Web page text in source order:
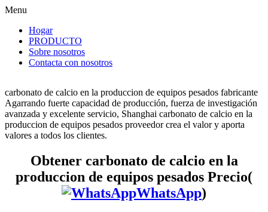
Menu
Hogar
PRODUCTO
Sobre nosotros
Contacta con nosotros
carbonato de calcio en la produccion de equipos pesados fabricante
Agarrando fuerte capacidad de producción, fuerza de investigación
avanzada y excelente servicio, Shanghai carbonato de calcio en la
produccion de equipos pesados proveedor crea el valor y aporta
valores a todos los clientes.
Obtener carbonato de calcio en la
produccion de equipos pesados Precio(
WhatsApp)